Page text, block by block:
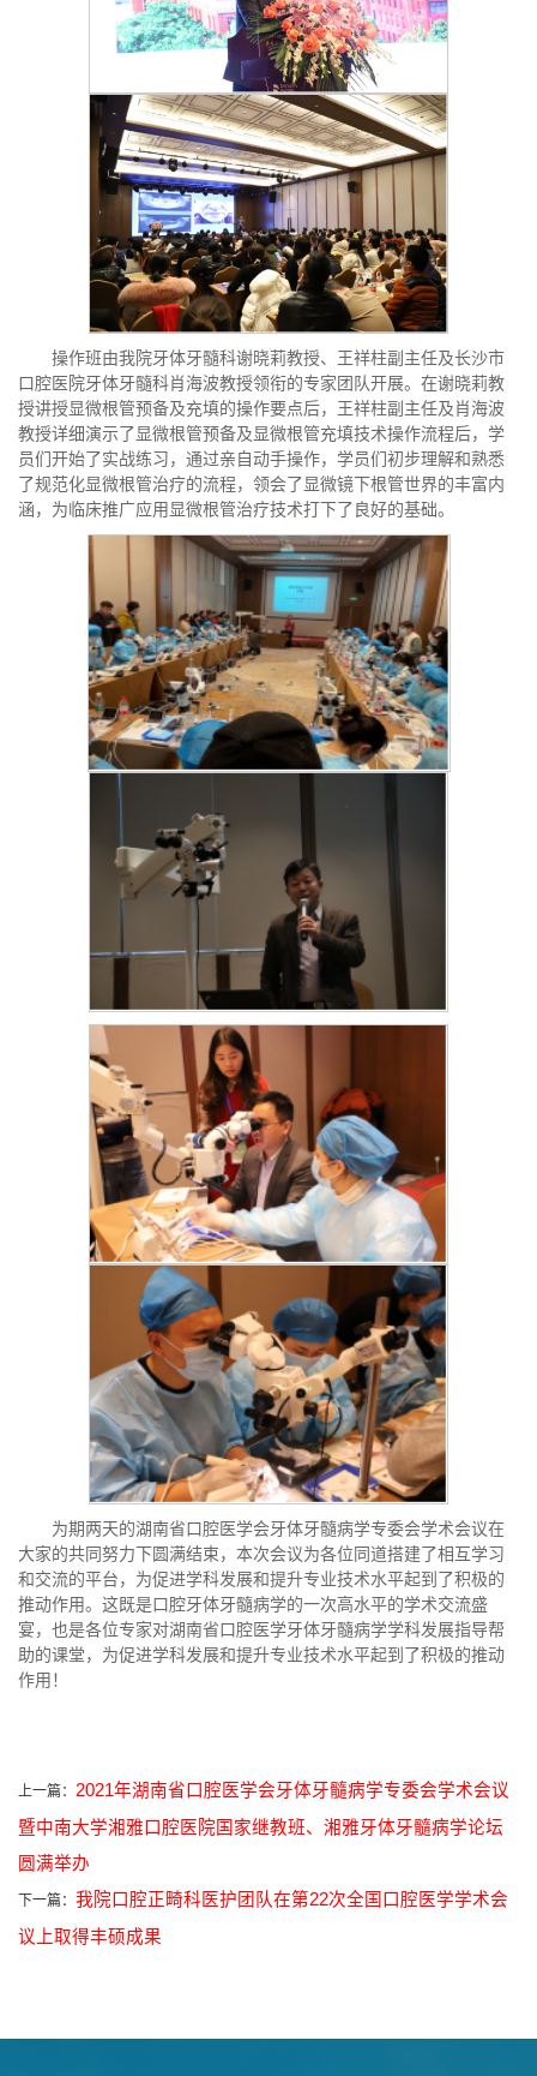
操作班由我院牙体牙髓科谢晓莉教授、王祥柱副主任及长沙市
口腔医院牙体牙髓科肖海波教授领衔的专家团队开展。在谢晓莉教
授讲授显微根管预备及充填的操作要点后，王祥柱副主任及肖海波
教授详细演示了显微根管预备及显微根管充填技术操作流程后，学
员们开始了实战练习，通过亲自动手操作，学员们初步理解和熟悉
了规范化显微根管治疗的流程，领会了显微镜下根管世界的丰富内
涵，为临床推广应用显微根管治疗技术打下了良好的基础。
为期两天的湖南省口腔医学会牙体牙髓病学专委会学术会议在
大家的共同努力下圆满结束，本次会议为各位同道搭建了相互学习
和交流的平台，为促进学科发展和提升专业技术水平起到了积极的
推动作用。这既是口腔牙体牙髓病学的一次高水平的学术交流盛
宴，也是各位专家对湖南省口腔医学牙体牙髓病学学科发展指导帮
助的课堂，为促进学科发展和提升专业技术水平起到了积极的推动
作用！
上一篇： 2021年湖南省口腔医学会牙体牙髓病学专委会学术会议
暨中南大学湘雅口腔医院国家继教班、湘雅牙体牙髓病学论坛
圆满举办
下一篇： 我院口腔正畸科医护团队在第22次全国口腔医学学术会
议上取得丰硕成果